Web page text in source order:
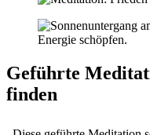
Geführte
finden